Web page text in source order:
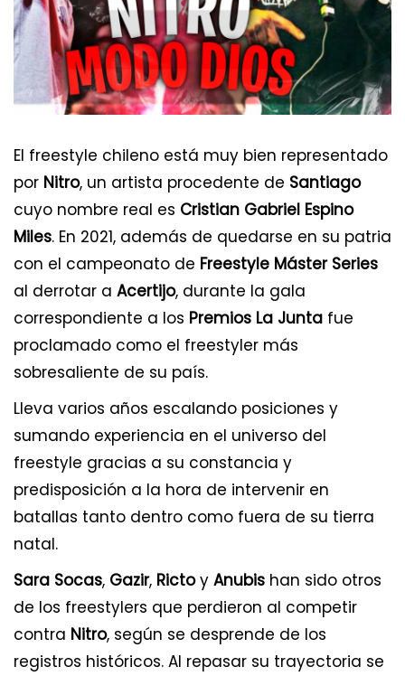
El freestyle chileno está muy bien representado
por Nitro, un artista procedente de Santiago
cuyo nombre real es Cristian Gabriel Espino
Miles. En 2021, además de quedarse en su patria
con el campeonato de Freestyle Máster Series
al derrotar a Acertijo, durante la gala
correspondiente a los Premios La Junta fue
proclamado como el freestyler más
sobresaliente de su país.
Lleva varios años escalando posiciones y
sumando experiencia en el universo del
freestyle gracias a su constancia y
predisposición a la hora de intervenir en
batallas tanto dentro como fuera de su tierra
natal.
Sara Socas, Gazir, Rictoy Anubis han sido otros
de los freestylers que perdieron al competir
contra Nitro, según se desprende de los
registros históricos. Al repasar su trayectoria se